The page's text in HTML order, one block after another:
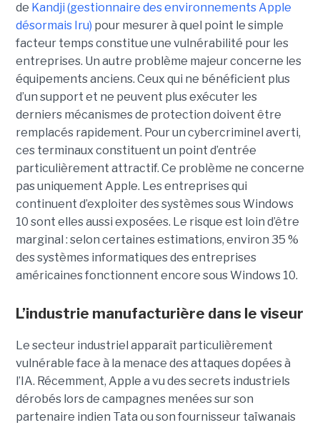
de Kandji (gestionnaire des environnements Apple
désormais Iru) pour mesurer à quel point le simple
facteur temps constitue une vulnérabilité pour les
entreprises. Un autre problème majeur concerne les
équipements anciens. Ceux qui ne bénéficient plus
d’un support et ne peuvent plus exécuter les
derniers mécanismes de protection doivent être
remplacés rapidement. Pour un cybercriminel averti,
ces terminaux constituent un point d’entrée
particulièrement attractif. Ce problème ne concerne
pas uniquement Apple. Les entreprises qui
continuent d’exploiter des systèmes sous Windows
10 sont elles aussi exposées. Le risque est loin d’être
marginal : selon certaines estimations, environ 35 %
des systèmes informatiques des entreprises
américaines fonctionnent encore sous Windows 10.
L’industrie manufacturière dans le viseur
Le secteur industriel apparaît particulièrement
vulnérable face à la menace des attaques dopées à
l’IA. Récemment, Apple a vu des secrets industriels
dérobés lors de campagnes menées sur son
partenaire indien Tata ou son fournisseur taïwanais